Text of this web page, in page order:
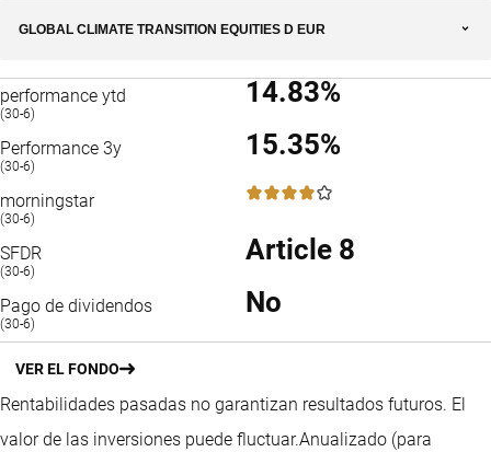
GLOBAL CLIMATE TRANSITION EQUITIES D EUR
performance ytd
(30-6)
14.83%
Performance 3y
(30-6)
15.35%
morningstar
(30-6)
4 / 5
SFDR
(30-6)
Article 8
Pago de dividendos
(30-6)
No
VER EL FONDO
Rentabilidades pasadas no garantizan resultados futuros. El
valor de las inversiones puede fluctuar.Anualizado (para